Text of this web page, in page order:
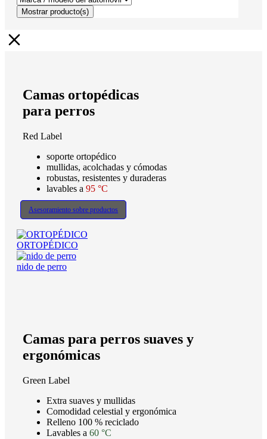
Mostrar producto(s)
Camas ortopédicas
para perros
Red Label
soporte ortopédico
mullidas, acolchadas y cómodas
robustas, resistentes y duraderas
lavables a 95 °C
Asesoramiento sobre productos
ORTOPÉDICO
nido de perro
Camas para perros suaves y
ergonómicas
Green Label
Extra suaves y mullidas
Comodidad celestial y ergonómica
Relleno 100 % reciclado
Lavables a 60 °C